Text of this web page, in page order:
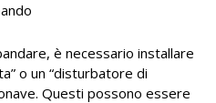
è necessario installare
o un “disturbatore di
Questi possono essere